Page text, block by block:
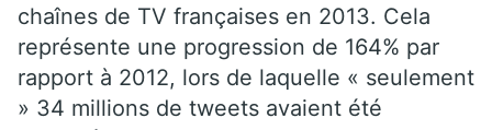
chaînes de TV françaises en 2013. Cela
représente une progression de 164% par
rapport à 2012, lors de laquelle « seulement
» 34 millions de tweets avaient été